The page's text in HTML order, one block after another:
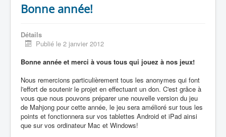
Bonne année!
Détails
Publié le 2 janvier 2012
Bonne année et merci à vous tous qui jouez à nos jeux!
Nous remercions particulièrement tous les anonymes qui font
l'effort de soutenir le projet en effectuant un don. C'est grâce à
vous que nous pouvons préparer une nouvelle version du jeu
de Mahjong pour cette année, le jeu sera amélioré sur tous les
points et fonctionnera sur vos tablettes Android et iPad ainsi
que sur vos ordinateur Mac et Windows!